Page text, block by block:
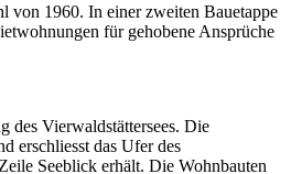
von 1960. In einer zweiten Bauetappe
für gehobene Ansprüche
des Vierwaldstättersees. Die
erschliesst das Ufer des
Seeblick erhält. Die Wohnbauten